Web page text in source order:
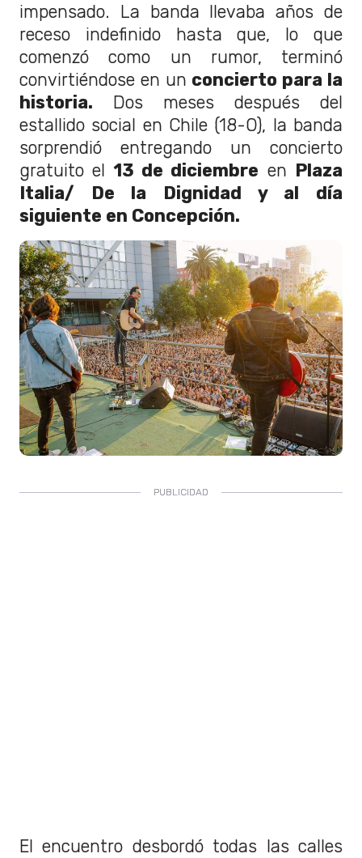
impensado. La banda llevaba años de
receso indefinido hasta que, lo que
comenzó como un rumor, terminó
convirtiéndose en un concierto para la
historia. Dos meses después del
estallido social en Chile (18-O), la banda
sorprendió entregando un concierto
gratuito el13 de diciembre en Plaza
Italia/ De la Dignidad y al día
siguiente en Concepción.
El encuentro desbordó todas las calles